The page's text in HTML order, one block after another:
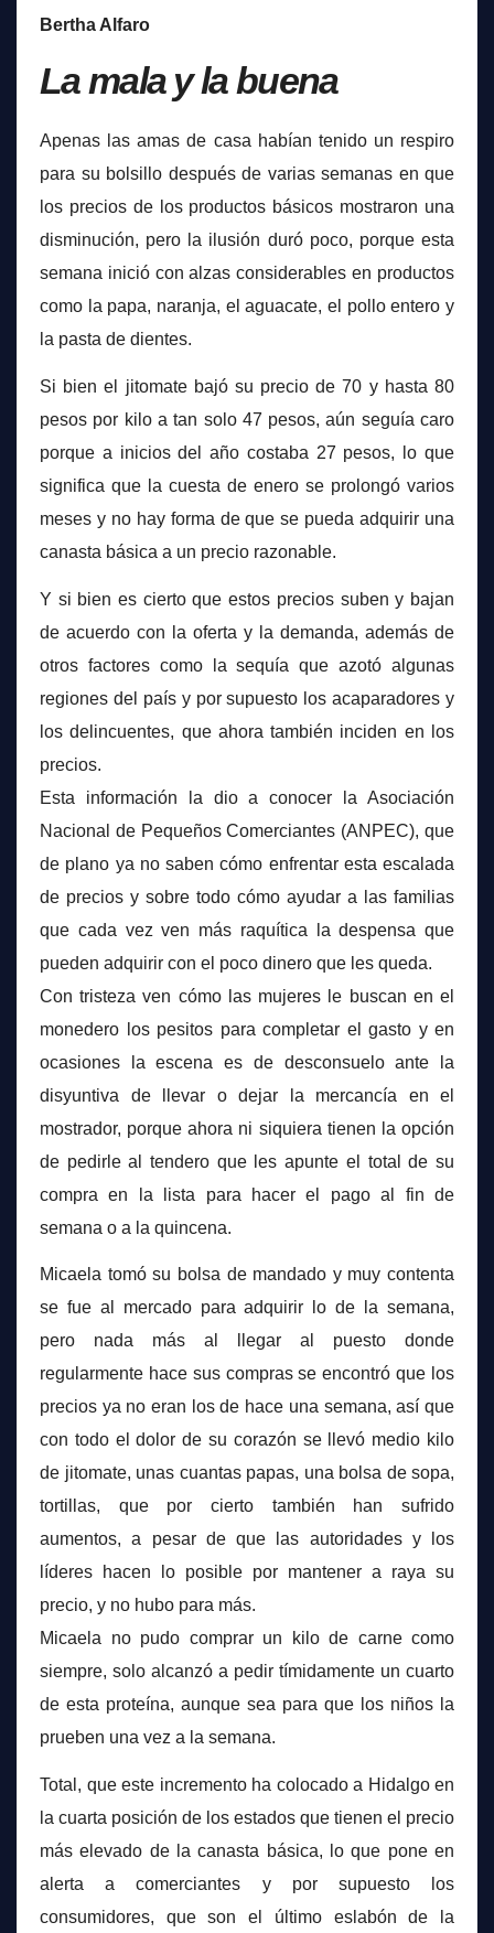
Bertha Alfaro
La mala y la buena
Apenas las amas de casa habían tenido un respiro
para su bolsillo después de varias semanas en que
los precios de los productos básicos mostraron una
disminución, pero la ilusión duró poco, porque esta
semana inició con alzas considerables en productos
como la papa, naranja, el aguacate, el pollo entero y
la pasta de dientes.
Si bien el jitomate bajó su precio de 70 y hasta 80
pesos por kilo a tan solo 47 pesos, aún seguía caro
porque a inicios del año costaba 27 pesos, lo que
significa que la cuesta de enero se prolongó varios
meses y no hay forma de que se pueda adquirir una
canasta básica a un precio razonable.
Y si bien es cierto que estos precios suben y bajan
de acuerdo con la oferta y la demanda, además de
otros factores como la sequía que azotó algunas
regiones del país y por supuesto los acaparadores y
los delincuentes, que ahora también inciden en los
precios.
Esta información la dio a conocer la Asociación
Nacional de Pequeños Comerciantes (ANPEC), que
de plano ya no saben cómo enfrentar esta escalada
de precios y sobre todo cómo ayudar a las familias
que cada vez ven más raquítica la despensa que
pueden adquirir con el poco dinero que les queda.
Con tristeza ven cómo las mujeres le buscan en el
monedero los pesitos para completar el gasto y en
ocasiones la escena es de desconsuelo ante la
disyuntiva de llevar o dejar la mercancía en el
mostrador, porque ahora ni siquiera tienen la opción
de pedirle al tendero que les apunte el total de su
compra en la lista para hacer el pago al fin de
semana o a la quincena.
Micaela tomó su bolsa de mandado y muy contenta
se fue al mercado para adquirir lo de la semana,
pero nada más al llegar al puesto donde
regularmente hace sus compras se encontró que los
precios ya no eran los de hace una semana, así que
con todo el dolor de su corazón se llevó medio kilo
de jitomate, unas cuantas papas, una bolsa de sopa,
tortillas, que por cierto también han sufrido
aumentos, a pesar de que las autoridades y los
líderes hacen lo posible por mantener a raya su
precio, y no hubo para más.
Micaela no pudo comprar un kilo de carne como
siempre, solo alcanzó a pedir tímidamente un cuarto
de esta proteína, aunque sea para que los niños la
prueben una vez a la semana.
Total, que este incremento ha colocado a Hidalgo en
la cuarta posición de los estados que tienen el precio
más elevado de la canasta básica, lo que pone en
alerta a comerciantes y por supuesto los
consumidores, que son el último eslabón de la